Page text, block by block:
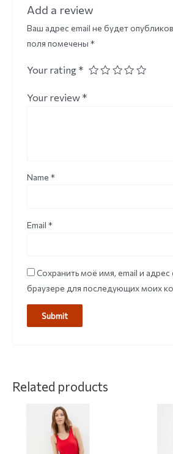
Add a review
Ваш адрес email не будет
поля помечены *
Your rating *
Your review *
Name *
Email *
Сохранить моё имя, email и адрес
браузере для последующих моих
Related products